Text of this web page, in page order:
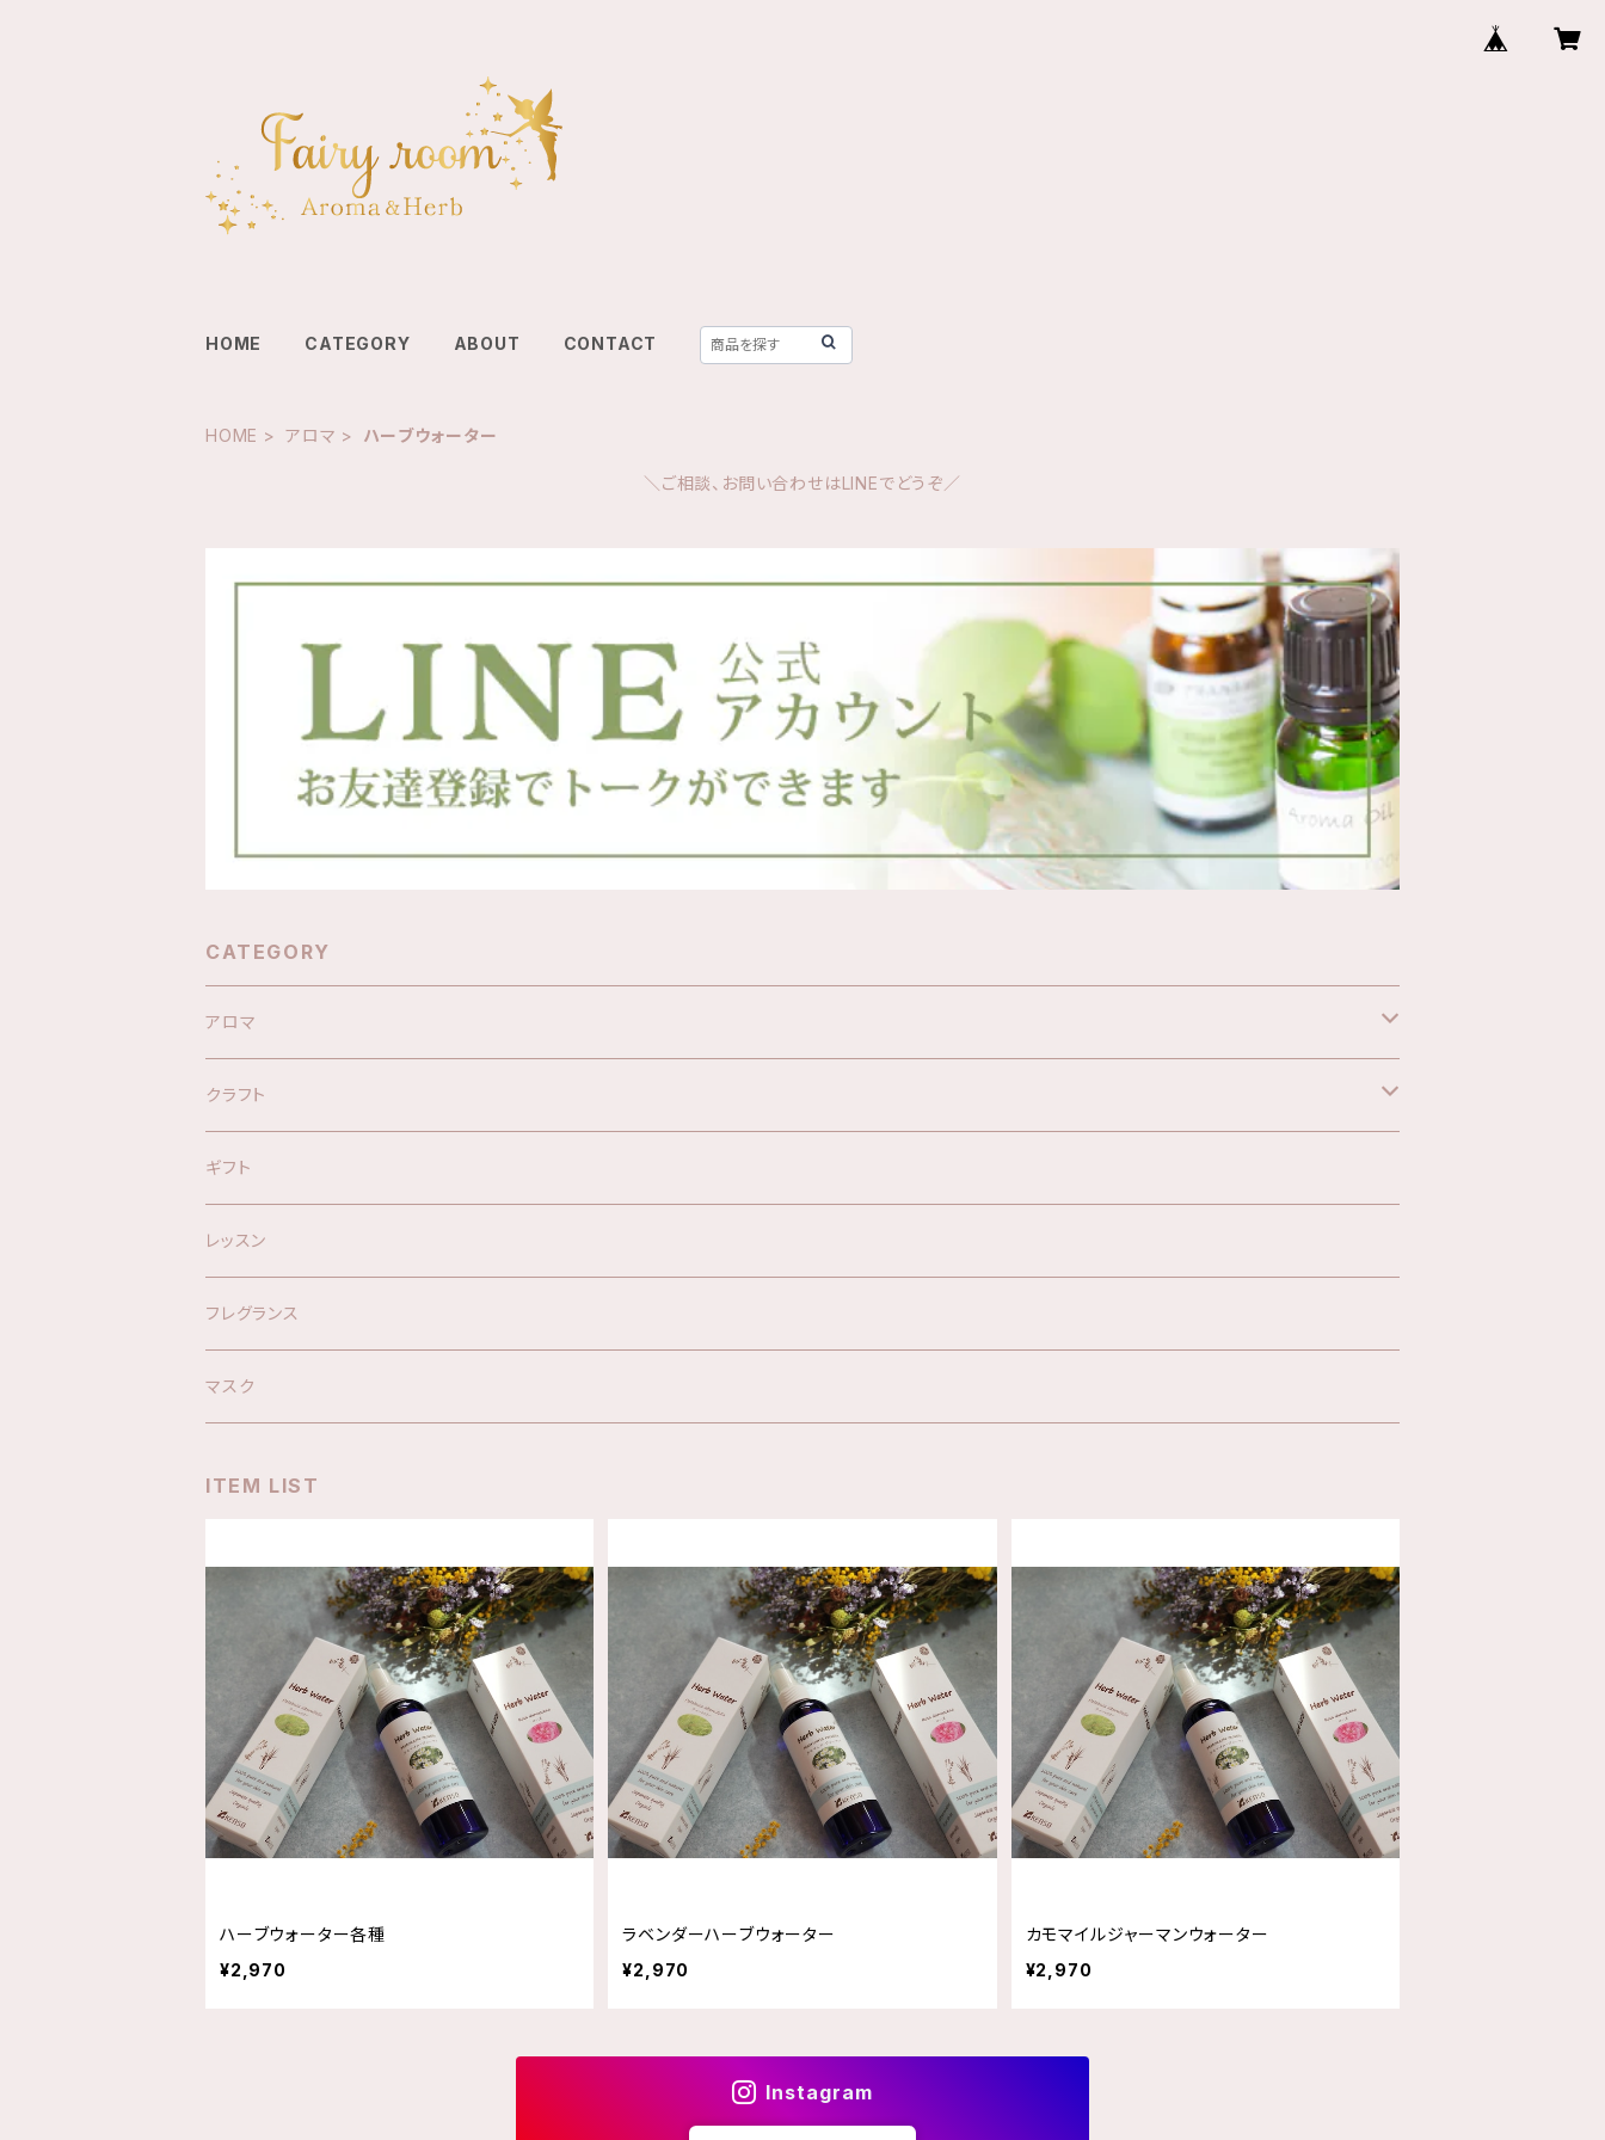
HOME CATEGORY ABOUT CONTACT
HOME アロマ ハーブウォーター
＼ご相談、お問い合わせはLINEでどうぞ／
CATEGORY
アロマ
オリジナルブレンド精油
オリジナルスプレー
ハーブウォーター
アロマグッズ
クラフト
キット
材料
ギフト
レッスン
フレグランス
マスク
ITEM LIST
ハーブウォーター各種
¥2,970
ラベンダーハーブウォーター
¥2,970
カモマイルジャーマンウォーター
¥2,970
Instagram